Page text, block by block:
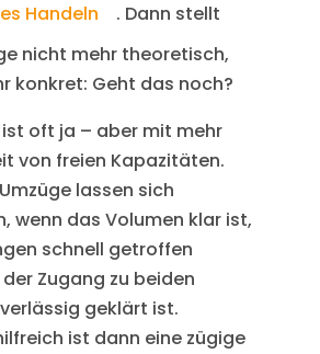
Handeln
. Dann stellt
nicht mehr theoretisch,
konkret: Geht das noch?
oft ja – aber mit mehr
von freien Kapazitäten.
lassen sich
wenn das Volumen klar ist,
schnell getroffen
Zugang zu beiden
geklärt ist.
ist dann eine zügige